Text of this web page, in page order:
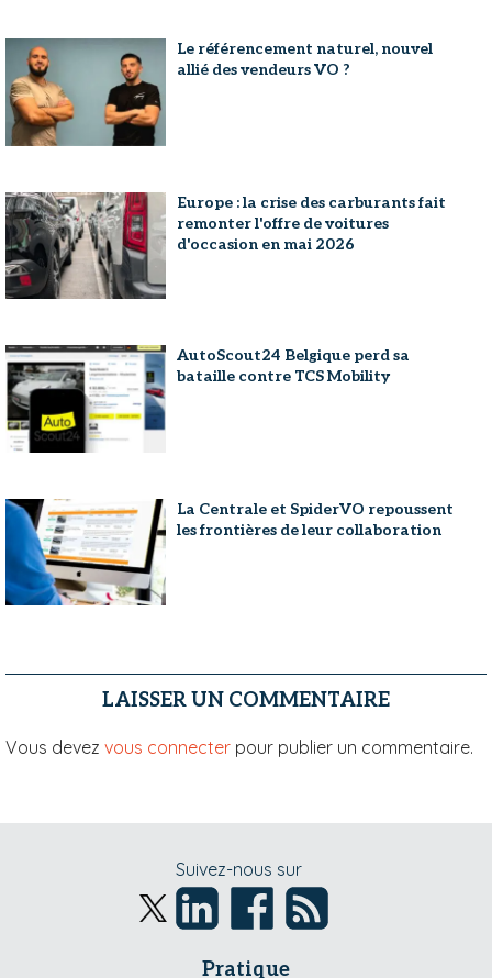
Le référencement naturel, nouvel
allié des vendeurs VO ?
Europe : la crise des carburants fait
remonter l'offre de voitures
d'occasion en mai 2026
AutoScout24 Belgique perd sa
bataille contre TCS Mobility
La Centrale et SpiderVO repoussent
les frontières de leur collaboration
LAISSER UN COMMENTAIRE
Vous devez vous connecter pour publier un commentaire.
Suivez-nous sur
Pratique